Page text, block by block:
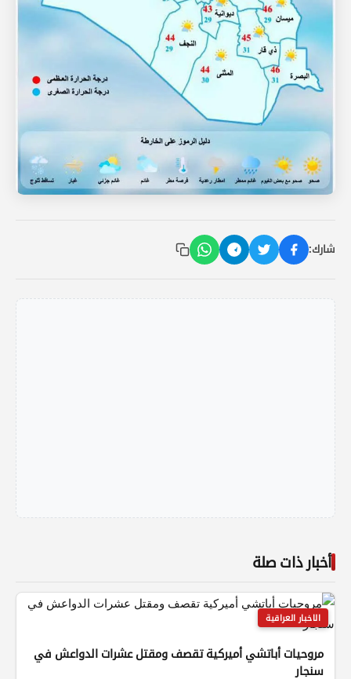
شارك:
أخبار ذات صلة
الاخبار العراقية
مروحيات أباتشي أميركية تقصف ومقتل عشرات الدواعش في
سنجار